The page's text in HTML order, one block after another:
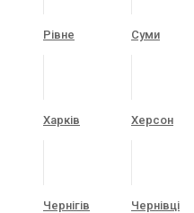
Рівне Суми
Харків Херсон
Чернігів Чернівці